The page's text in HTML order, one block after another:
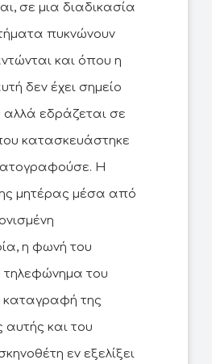
σε μια διαδικασία
πυκνώνουν
και όπου η
δεν έχει σημείο
εδράζεται σε
κατασκευάστηκε
Η
μητέρας μέσα από
η φωνή του
του
καταγραφή της
αυτής και του
εν εξελίξει